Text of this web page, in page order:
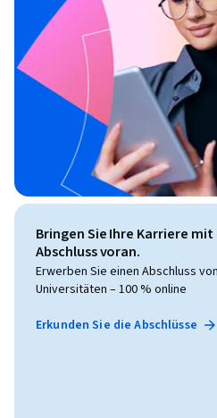
Bringen Sie Ihre Karriere
Abschluss voran.
Erwerben Sie einen Abschluss
Universitäten – 100 % online
Erkunden Sie die Abschlüsse